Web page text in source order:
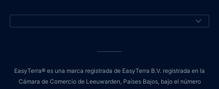
EasyTerra® es una marca registrada de EasyTerra B.V. registrada en la
Cámara de Comercio de Leeuwarden, Países Bajos, bajo el número